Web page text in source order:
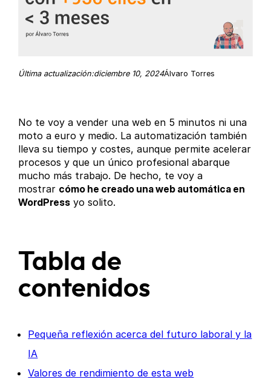
Última actualización:diciembre 10, 2024Álvaro Torres
No te voy a vender una web en 5 minutos ni una
moto a euro y medio. La automatización también
lleva su tiempo y costes, aunque permite acelerar
procesos y que un único profesional abarque
mucho más trabajo. De hecho, te voy a
mostrar cómo he creado una web automática en
WordPress yo solito.
Tabla de
contenidos
Pequeña reflexión acerca del futuro laboral y la
IA
Valores de rendimiento de esta web